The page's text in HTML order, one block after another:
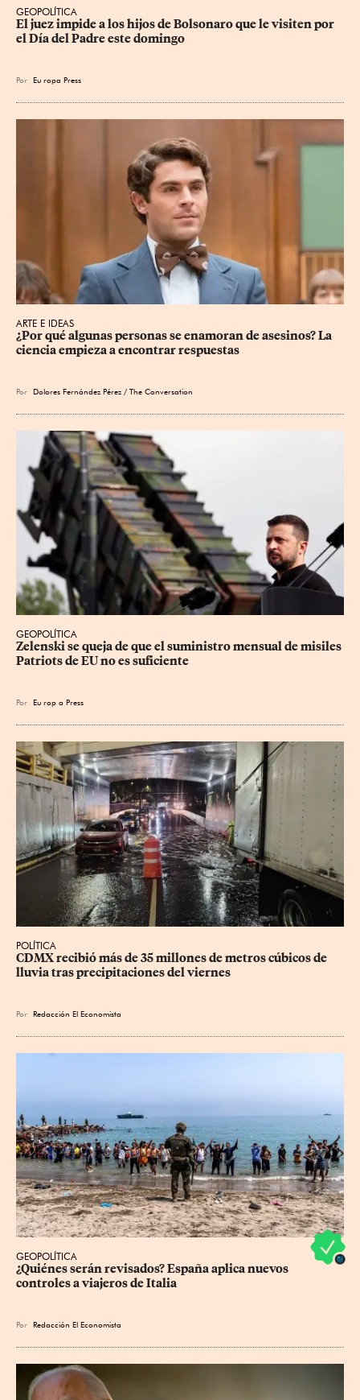
GEOPOLÍTICA
El juez impide a los hijos de Bolsonaro que le visiten por
el Día del Padre este domingo
Por Eu ropa Press
ARTE E IDEAS
¿Por qué algunas personas se enamoran de asesinos? La
ciencia empieza a encontrar respuestas
Por Dolores Fernández Pérez / The Conversation
GEOPOLÍTICA
Zelenski se queja de que el suministro mensual de misiles
Patriots de EU no es suficiente
Por Eu rop a Press
POLÍTICA
CDMX recibió más de 35 millones de metros cúbicos de
lluvia tras precipitaciones del viernes
Por Redacción El Economista
GEOPOLÍTICA
¿Quiénes serán revisados? España aplica nuevos
controles a viajeros de Italia
Por Redacción El Economista